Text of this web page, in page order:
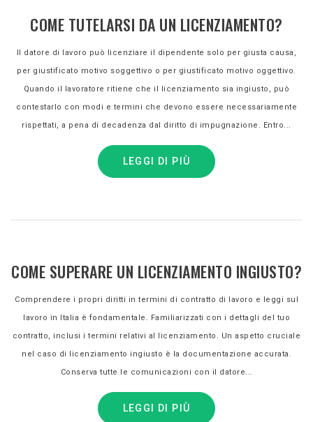
COME TUTELARSI DA UN LICENZIAMENTO?
Il datore di lavoro può licenziare il dipendente solo per giusta causa,
per giustificato motivo soggettivo o per giustificato motivo oggettivo.
Quando il lavoratore ritiene che il licenziamento sia ingiusto, può
contestarlo con modi e termini che devono essere necessariamente
rispettati, a pena di decadenza dal diritto di impugnazione. Entro...
LEGGI DI PIÙ
COME SUPERARE UN LICENZIAMENTO INGIUSTO?
Comprendere i propri diritti in termini di contratto di lavoro e leggi sul
lavoro in Italia è fondamentale. Familiarizzati con i dettagli del tuo
contratto, inclusi i termini relativi al licenziamento. Un aspetto cruciale
nel caso di licenziamento ingiusto è la documentazione accurata.
Conserva tutte le comunicazioni con il datore...
LEGGI DI PIÙ